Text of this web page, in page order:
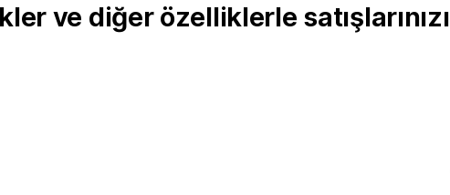
ve diğer özelliklerle satışlarınızı